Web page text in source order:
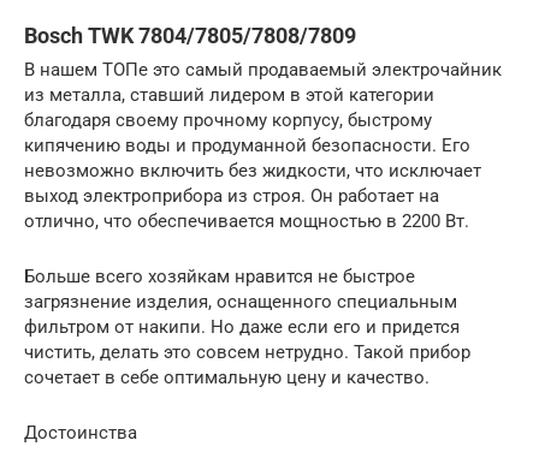
Bosch TWK 7804/7805/7808/7809
В нашем ТОПе это самый продаваемый электрочайник
из металла, ставший лидером в этой категории
благодаря своему прочному корпусу, быстрому
кипячению воды и продуманной безопасности. Его
невозможно включить без жидкости, что исключает
выход электроприбора из строя. Он работает на
отлично, что обеспечивается мощностью в 2200 Вт.
Больше всего хозяйкам нравится не быстрое
загрязнение изделия, оснащенного специальным
фильтром от накипи. Но даже если его и придется
чистить, делать это совсем нетрудно. Такой прибор
сочетает в себе оптимальную цену и качество.
Достоинства